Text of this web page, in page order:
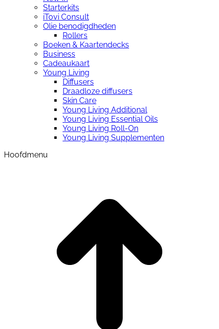
Starterkits
iTovi Consult
Olie benodigdheden
Rollers
Boeken & Kaartendecks
Business
Cadeaukaart
Young Living
Diffusers
Draadloze diffusers
Skin Care
Young Living Additional
Young Living Essential Oils
Young Living Roll-On
Young Living Supplementen
Hoofdmenu